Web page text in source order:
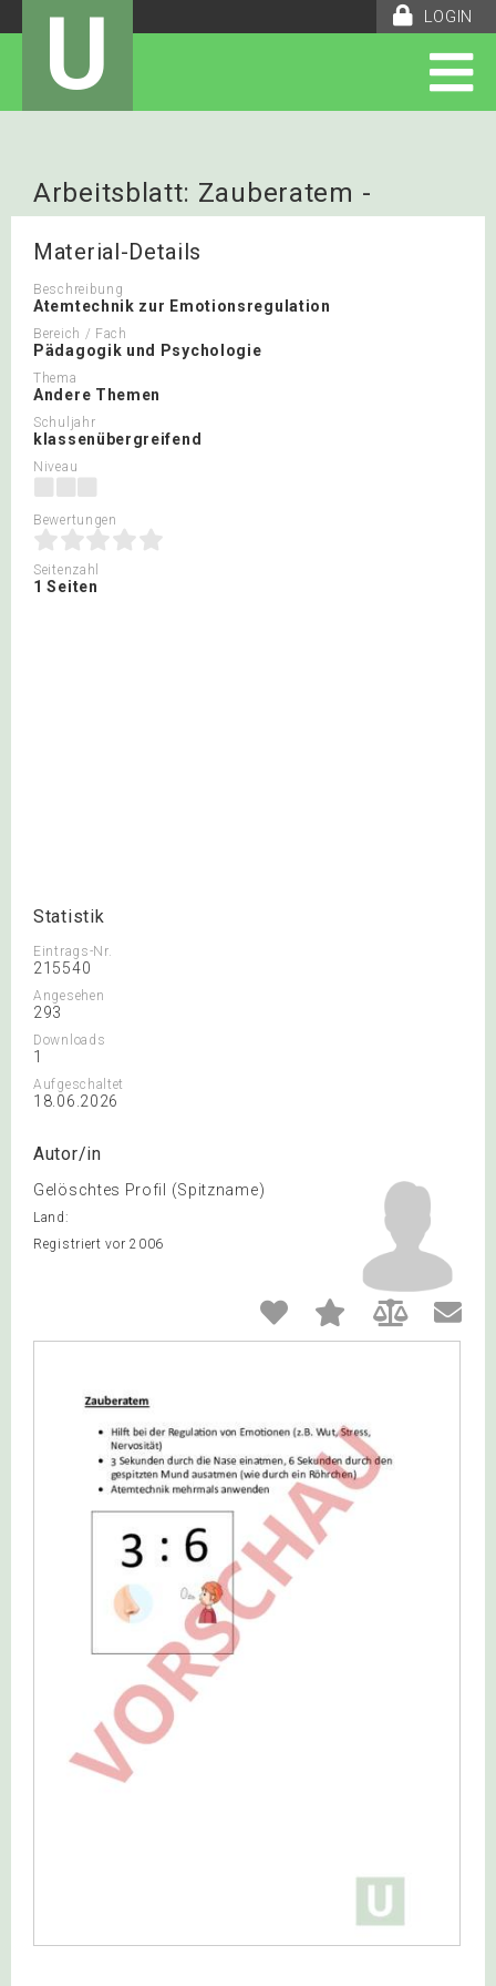
LOGIN
U
Arbeitsblatt: Zauberatem -
Achtsamkeit
Material-Details
Beschreibung
Atemtechnik zur Emotionsregulation
Bereich / Fach
Pädagogik und Psychologie
Thema
Andere Themen
Schuljahr
klassenübergreifend
Niveau
Bewertungen
Seitenzahl
1 Seiten
Statistik
Eintrags-Nr.
215540
Angesehen
293
Downloads
1
Aufgeschaltet
18.06.2026
Autor/in
Gelöschtes Profil (Spitzname)
Land:
Registriert vor 2006